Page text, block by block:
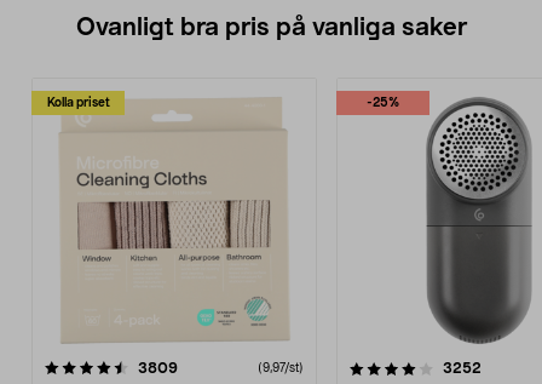
Ovanligt bra pris på vanliga saker
Kolla priset
3809recensioner (9,97/st)
-25%
4.0av 5 stjärnor 3252
4.5av 5 stjärnor